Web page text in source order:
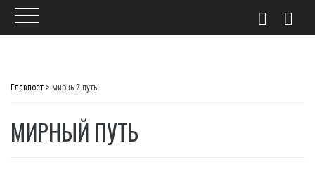
Главпост > мирный путь
МИРНЫЙ ПУТЬ